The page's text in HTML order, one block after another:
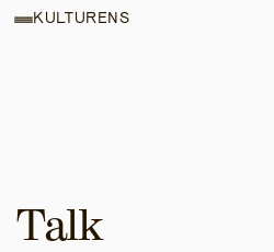
Talk
KULTURENS